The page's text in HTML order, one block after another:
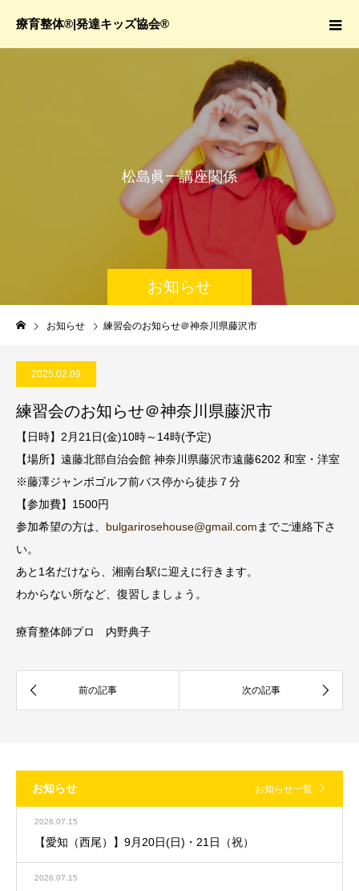
療育整体®|発達キッズ協会®
お知らせ
松島 眞一講座関係
お知らせ 練習会のお知らせ＠神奈川県藤沢市
2025.02.09
練習会のお知らせ＠神奈川県藤沢市
【日時】2月21日(金)10時～14時(予定)
【場所】遠藤北部自治会館 神奈川県藤沢市遠藤6202 和室・洋室
※藤澤ジャンボゴルフ前バス停から徒歩７分
【参加費】1500円
参加希望の方は、 bulgarirosehouse@gmail.com までご連絡下さ
い。
あと1名だけなら、湘南台駅に迎えに行きます。
わからない所など、復習しましょう。
療育整体師プロ 内野典子
お知らせ お知らせ一覧
2026.07.15
【愛知（西尾）】9月20日(日)・21日（祝）
2026.07.15